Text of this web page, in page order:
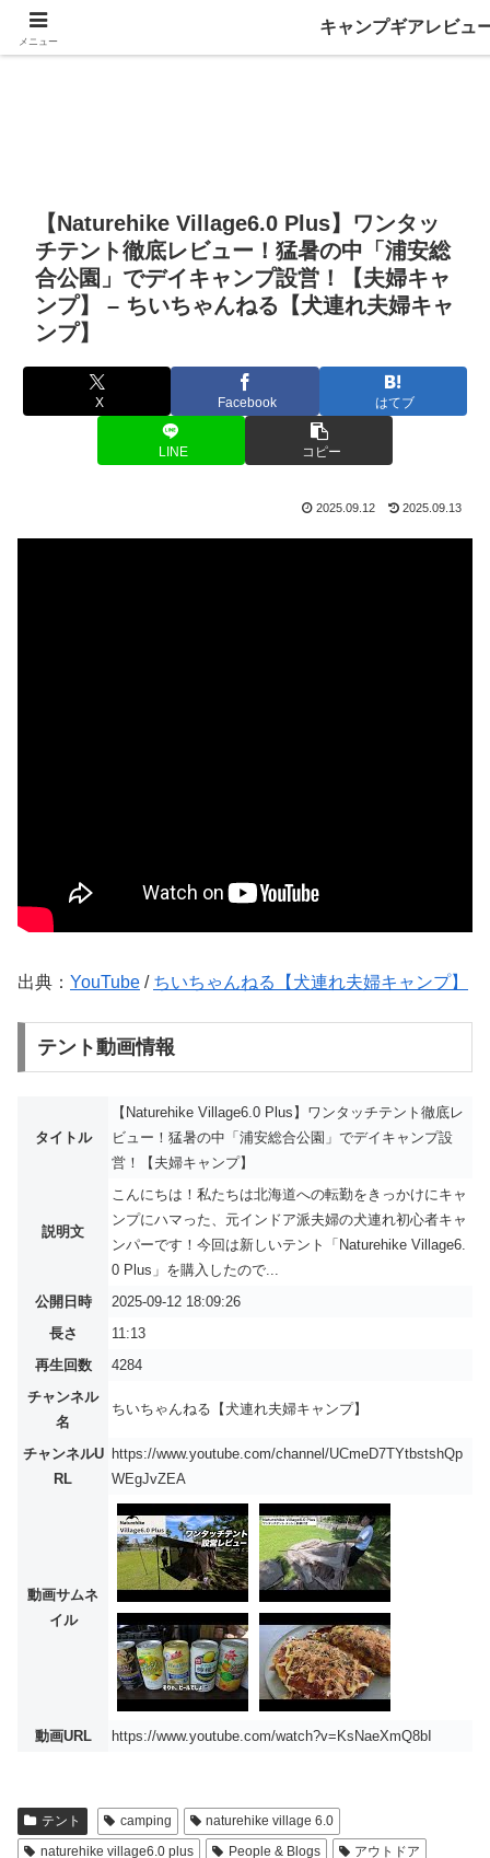
【Naturehike Village6.0 Plus】ワンタッ
チテント徹底レビュー！猛暑の中「浦安総
合公園」でデイキャンプ設営！【夫婦キャ
ンプ】 – ちいちゃんねる【犬連れ夫婦キャ
ンプ】
X Facebook はてブ
LINE コピー
2025.09.12 2025.09.13
出典： YouTube / ちいちゃんねる【犬連れ夫婦キャンプ】
テント動画情報
タイトル
【Naturehike Village6.0 Plus】ワンタッチテント徹底レ
ビュー！猛暑の中「浦安総合公園」でデイキャンプ設
営！【夫婦キャンプ】
説明文
こんにちは！私たちは北海道への転勤をきっかけにキャ
ンプにハマった、元インドア派夫婦の犬連れ初心者キャ
ンパーです！今回は新しいテント「Naturehike Village6.
0 Plus」を購入したので...
公開日時
2025-09-12 18:09:26
長さ
11:13
再生回数
4284
チャンネル
名
ちいちゃんねる【犬連れ夫婦キャンプ】
チャンネルU
RL
https://www.youtube.com/channel/UCmeD7TYtbstshQp
WEgJvZEA
動画サムネ
イル
動画URL https://www.youtube.com/watch?v=KsNaeXmQ8bI
テント camping
naturehike village 6.0
naturehike village6.0 plus
People & Blogs
アウトドア
メニュー
キャンプギアレビュ